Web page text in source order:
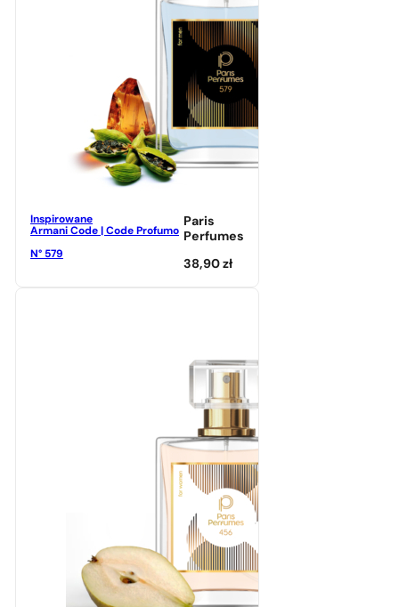
Inspirowane
Armani Code | Code Profumo
N° 579
Paris
Perfumes
38,90zł